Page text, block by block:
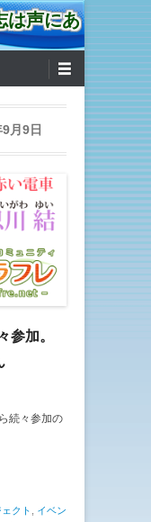
は声にあ
月9日
参加。
続々参加の
クト
イベン